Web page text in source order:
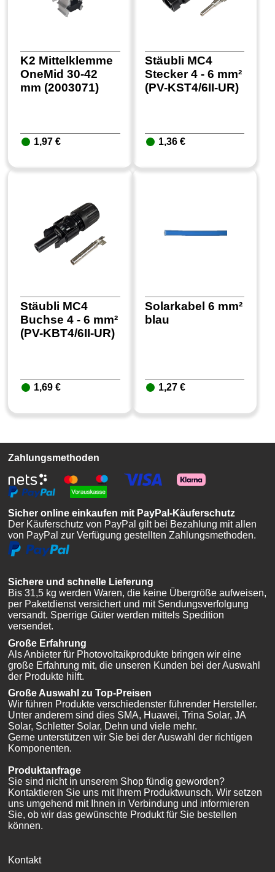
K2 Mittelklemme
OneMid 30-42
mm (2003071)
1,97 €
Stäubli MC4
Stecker 4 - 6 mm²
(PV-KST4/6II-UR)
1,36 €
Stäubli MC4
Buchse 4 - 6 mm²
(PV-KBT4/6II-UR)
1,69 €
Solarkabel 6 mm²
blau
1,27 €
Zahlungsmethoden
Sicher online einkaufen mit PayPal-Käuferschutz
Der Käuferschutz von PayPal gilt bei Bezahlung mit allen
von PayPal zur Verfügung gestellten Zahlungsmethoden.
Sichere und schnelle Lieferung
Bis 31,5 kg werden Waren, die keine Übergröße aufweisen,
per Paketdienst versichert und mit Sendungsverfolgung
versandt. Sperrige Güter werden mittels Spedition
versendet.
Große Erfahrung
Als Anbieter für Photovoltaikprodukte bringen wir eine
große Erfahrung mit, die unseren Kunden bei der Auswahl
der Produkte hilft.
Große Auswahl zu Top-Preisen
Wir führen Produkte verschiedenster führender Hersteller.
Unter anderem sind dies SMA, Huawei, Trina Solar, JA
Solar, Schletter Solar, Dehn und viele mehr.
Gerne unterstützen wir Sie bei der Auswahl der richtigen
Komponenten.
Produktanfrage
Sie sind nicht in unserem Shop fündig geworden?
Kontaktieren Sie uns mit Ihrem Produktwunsch. Wir setzen
uns umgehend mit Ihnen in Verbindung und informieren
Sie, ob wir das gewünschte Produkt für Sie bestellen
können.
Kontakt